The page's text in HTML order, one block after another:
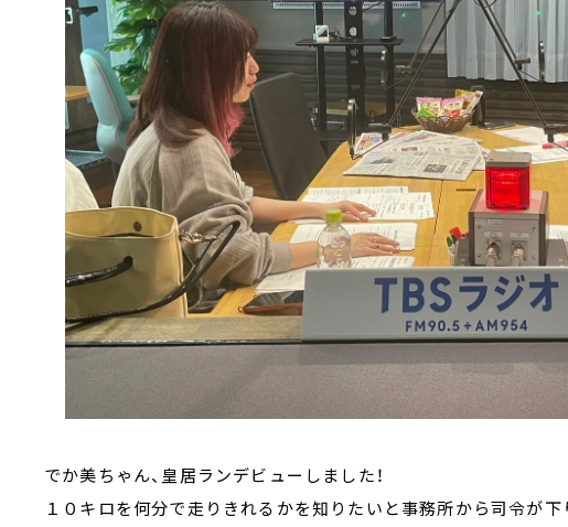
でか美ちゃん、皇居ランデビューしました！
１０キロを何分で走りきれるかを知りたいと事務所から司令が下